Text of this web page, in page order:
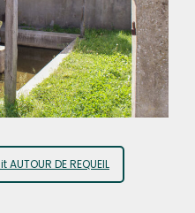
DE REQUEIL